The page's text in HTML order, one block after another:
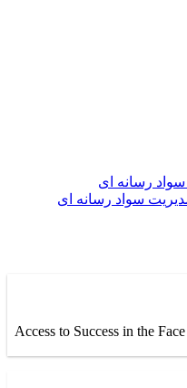
رسانه ای
سواد رسانه ای
Access to Success in the